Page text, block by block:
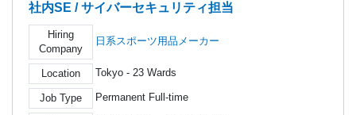
社内SE / サイバーセキュリティ担当
Hiring
Company
日系スポーツ用品メーカー
Location Tokyo - 23 Wards
Job Type Permanent Full-time